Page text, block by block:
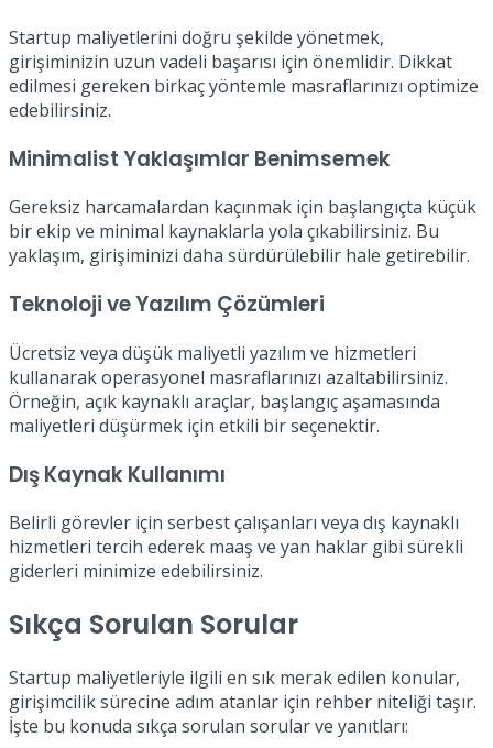
Startup maliyetlerini doğru şekilde yönetmek,
girişiminizin uzun vadeli başarısı için önemlidir. Dikkat
edilmesi gereken birkaç yöntemle masraflarınızı optimize
edebilirsiniz.
Minimalist Yaklaşımlar Benimsemek
Gereksiz harcamalardan kaçınmak için başlangıçta küçük
bir ekip ve minimal kaynaklarla yola çıkabilirsiniz. Bu
yaklaşım, girişiminizi daha sürdürülebilir hale getirebilir.
Teknoloji ve Yazılım Çözümleri
Ücretsiz veya düşük maliyetli yazılım ve hizmetleri
kullanarak operasyonel masraflarınızı azaltabilirsiniz.
Örneğin, açık kaynaklı araçlar, başlangıç aşamasında
maliyetleri düşürmek için etkili bir seçenektir.
Dış Kaynak Kullanımı
Belirli görevler için serbest çalışanları veya dış kaynaklı
hizmetleri tercih ederek maaş ve yan haklar gibi sürekli
giderleri minimize edebilirsiniz.
Sıkça Sorulan Sorular
Startup maliyetleriyle ilgili en sık merak edilen konular,
girişimcilik sürecine adım atanlar için rehber niteliği taşır.
İşte bu konuda sıkça sorulan sorular ve yanıtları: